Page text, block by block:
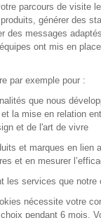
Plan du site
–Organisation
Recrutement
Mentions légales
parcours de visite
générer des
des messages
ont mis en
par exemple pour :
que nous
la mise en relation
et de l'art de vivre
et marques en lien
et en mesurer
les services que notre
nécessite votre
pendant 6 mois.